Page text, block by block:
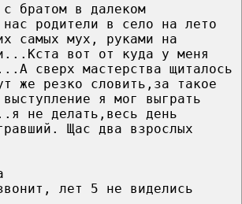
братом в далеком
нас родители в село на лето
самых мух, руками на
вот от куда у меня
сверх мастерства щиталось
же резко словить,за такое
выступление я мог выграть
не делать,весь день
Щас два взрослых
лет 5 не виделись